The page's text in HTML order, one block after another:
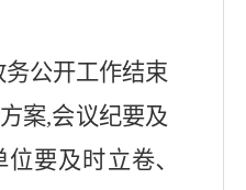
务公开工作结束
案,会议纪要及
要及时立卷､